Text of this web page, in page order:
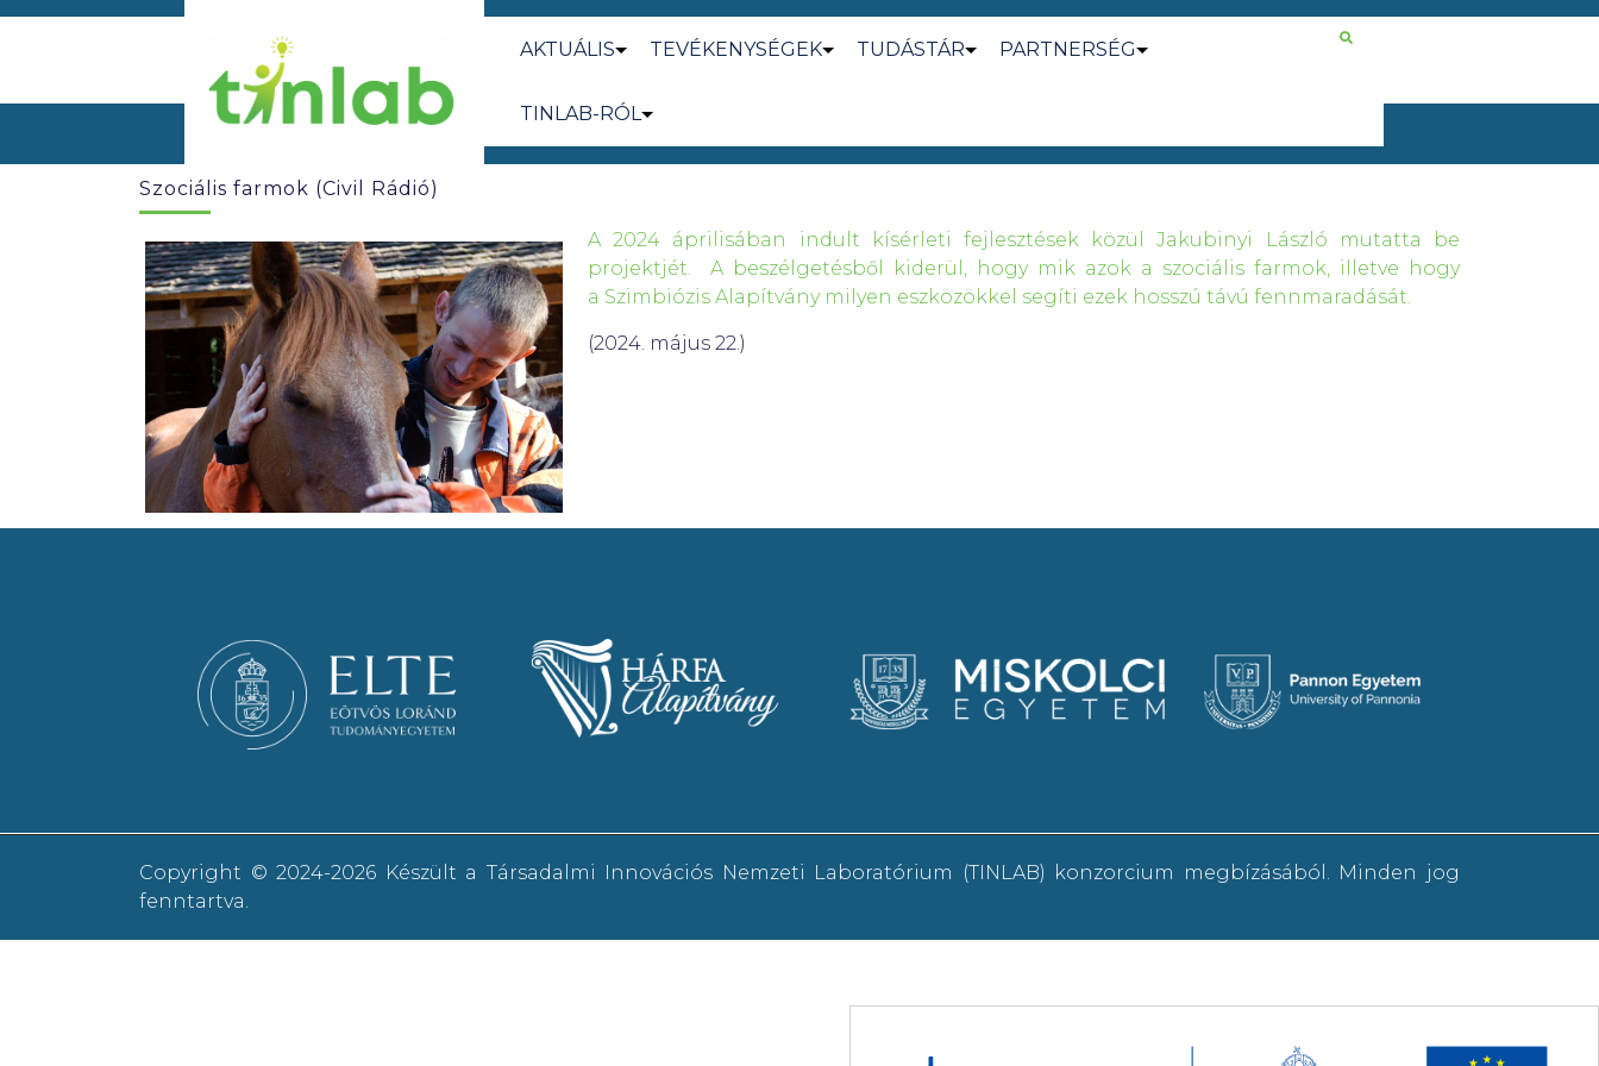
AKTUÁLIS TEVÉKENYSÉGEK TUDÁSTÁR PARTNERSÉG
TINLAB-RÓL
Szociális farmok (Civil Rádió)
A 2024 áprilisában indult kísérleti fejlesztések közül Jakubinyi László mutatta be
projektjét. A beszélgetésből kiderül, hogy mik azok a szociális farmok, illetve hogy
a Szimbiózis Alapítvány milyen eszközökkel segíti ezek hosszú távú fennmaradását.
(2024. május 22.)
Copyright © 2024-2026 Készült a Társadalmi Innovációs Nemzeti Laboratórium (TINLAB) konzorcium megbízásából. Minden jog
fenntartva.